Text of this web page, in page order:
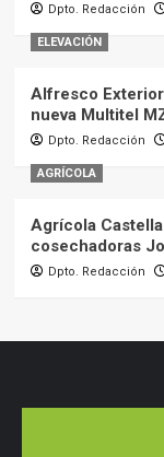
Dpto. Redacción
ELEVACIÓN
Alfresco
nueva Multitel
Dpto. Redacción
AGRÍCOLA
Agrícola
cosechadoras
Dpto. Redacción